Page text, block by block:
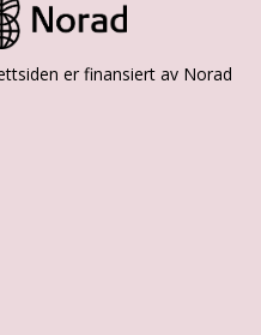
er finansiert av Norad